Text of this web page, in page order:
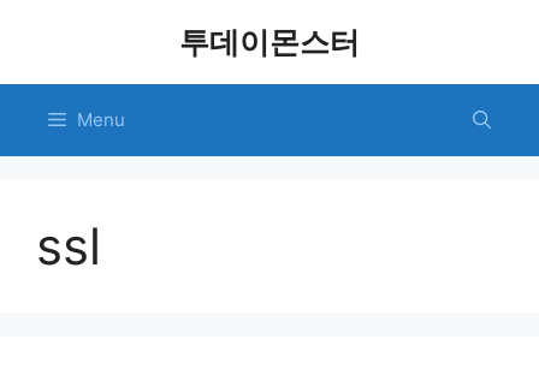
투데이몬스터
Menu
ssl